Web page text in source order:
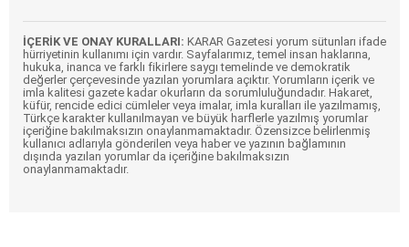
İÇERİK VE ONAY KURALLARI: KARAR Gazetesi yorum sütunları ifade
hürriyetinin kullanımı için vardır. Sayfalarımız, temel insan haklarına,
hukuka, inanca ve farklı fikirlere saygı temelinde ve demokratik
değerler çerçevesinde yazılan yorumlara açıktır. Yorumların içerik ve
imla kalitesi gazete kadar okurların da sorumluluğundadır. Hakaret,
küfür, rencide edici cümleler veya imalar, imla kuralları ile yazılmamış,
Türkçe karakter kullanılmayan ve büyük harflerle yazılmış yorumlar
içeriğine bakılmaksızın onaylanmamaktadır. Özensizce belirlenmiş
kullanıcı adlarıyla gönderilen veya haber ve yazının bağlamının
dışında yazılan yorumlar da içeriğine bakılmaksızın
onaylanmamaktadır.